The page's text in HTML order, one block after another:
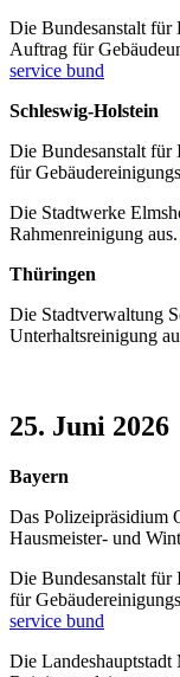
Die Bundesanstalt für
Auftrag für
service bund
Schleswig-Holstein
Die Bundesanstalt für
für
Die Stadtwerke
Rahmenreinigung aus.
Thüringen
Die Stadtverwaltung
Unterhaltsreinigung
25. Juni 2026
Bayern
Das Polizeipräsidium
Hausmeister- und
Die Bundesanstalt für
für
service bund
Die